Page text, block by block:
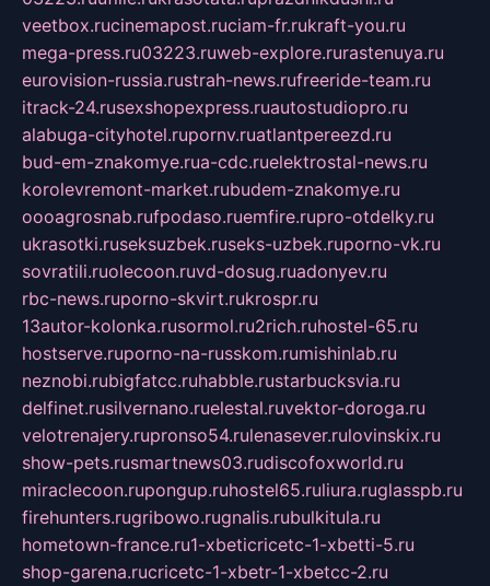
veetbox.rucinemapost.ruciam-fr.rukraft-you.ru
mega-press.ru03223.ruweb-explore.rurastenuya.ru
eurovision-russia.rustrah-news.rufreeride-team.ru
itrack-24.rusexshopexpress.ruautostudiopro.ru
alabuga-cityhotel.rupornv.ruatlantpereezd.ru
bud-em-znakomye.rua-cdc.ruelektrostal-news.ru
korolevremont-market.rubudem-znakomye.ru
oooagrosnab.rufpodaso.ruemfire.rupro-otdelky.ru
ukrasotki.ruseksuzbek.ruseks-uzbek.ruporno-vk.ru
sovratili.ruolecoon.ruvd-dosug.ruadonyev.ru
rbc-news.ruporno-skvirt.rukrospr.ru
13autor-kolonka.rusormol.ru2rich.ruhostel-65.ru
hostserve.ruporno-na-russkom.rumishinlab.ru
neznobi.rubigfatcc.ruhabble.rustarbucksvia.ru
delfinet.rusilvernano.ruelestal.ruvektor-doroga.ru
velotrenajery.rupronso54.rulenasever.rulovinskix.ru
show-pets.rusmartnews03.rudiscofoxworld.ru
miraclecoon.rupongup.ruhostel65.ruliura.ruglasspb.ru
firehunters.rugribowo.rugnalis.rubulkitula.ru
hometown-france.ru1-xbeticricetc-1-xbetti-5.ru
shop-garena.rucricetc-1-xbetr-1-xbetcc-2.ru